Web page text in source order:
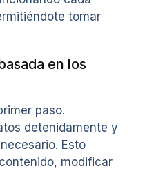
tomar
en los
paso.
detenidamente y
Esto
modificar